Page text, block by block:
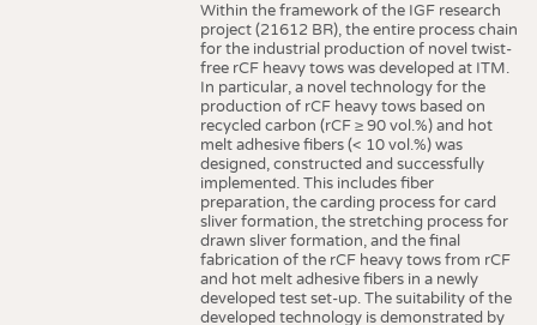
Within the framework of the IGF research
project (21612 BR), the entire process chain
for the industrial production of novel twist-
free rCF heavy tows was developed at ITM.
In particular, a novel technology for the
production of rCF heavy tows based on
recycled carbon (rCF ≥ 90 vol.%) and hot
melt adhesive fibers (< 10 vol.%) was
designed, constructed and successfully
implemented. This includes fiber
preparation, the carding process for card
sliver formation, the stretching process for
drawn sliver formation, and the final
fabrication of the rCF heavy tows from rCF
and hot melt adhesive fibers in a newly
developed test set-up. The suitability of the
developed technology is demonstrated by